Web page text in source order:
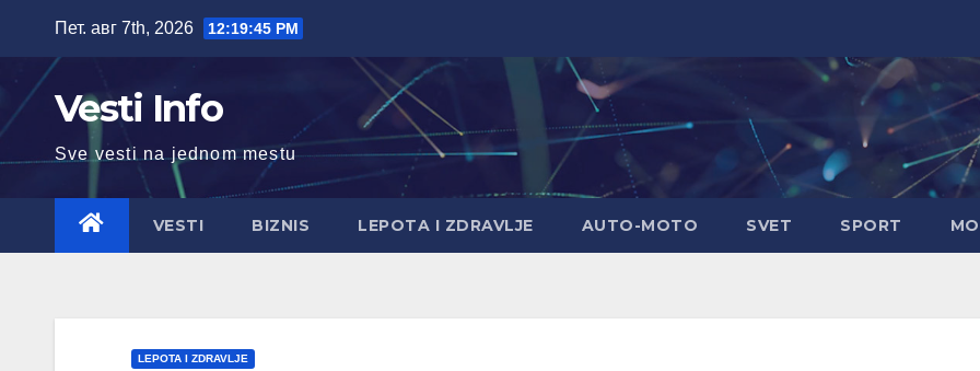
content
Пет. авг 7th, 2026 12:19:47 PM
Vesti Info
Sve vesti na jednom mestu
VESTI BIZNIS LEPOTA I ZDRAVLJE AUTO-MOTO SVET SPORT
LEPOTA I ZDRAVLJE